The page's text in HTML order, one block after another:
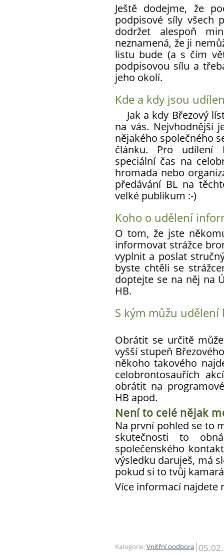
Ještě dodejme, že
podpisové síly všech
dodržet alespoň
neznamená, že ji
listu bude (a s čím
podpisovou sílu a
jeho okolí.
Kde a kdy jsou
Jak a kdy Březový
na vás. Nejvhodnější
nějakého společného
článku. Pro udílení
speciální čas na
hromada nebo
předávání BL na
velké publikum :-)
Koho o udělení
O tom, že jste
informovat strážce
vyplnit a poslat
byste chtěli se
doptejte se na něj na
HB.
S kým můžu udělení
Obrátit se určitě
vyšší stupeň
někoho takového
celobrontosauřích
obrátit na
HB apod.
Není to celé nějak
Na první pohled se to
skutečnosti to
společenského
výsledku daruješ, má
pokud si to tvůj
Více informací najdete
Kategorie:Vnitřní podpora